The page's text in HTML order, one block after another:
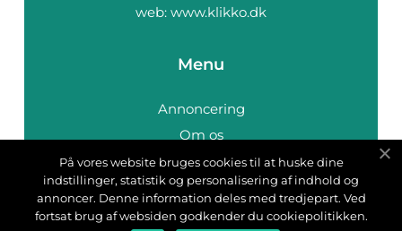
web: www.klikko.dk
Menu
Annoncering
Om os
Cookies
Kontakt os
Sitemap
På vores website bruges cookies til at huske dine
indstillinger, statistik og personalisering af indhold og
annoncer. Denne information deles med tredjepart. Ved
fortsat brug af websiden godkender du cookiepolitikken.